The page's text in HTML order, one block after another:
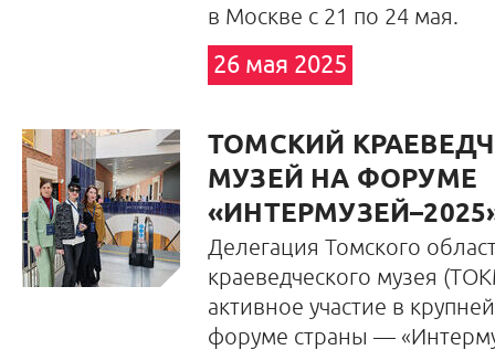
в Москве с 21 по 24 мая.
26 мая 2025
ТОМСКИЙ
МУЗЕЙ НА ФОРУМЕ
Делегация Томского
краеведческого музея
активное участие в
форуме страны —